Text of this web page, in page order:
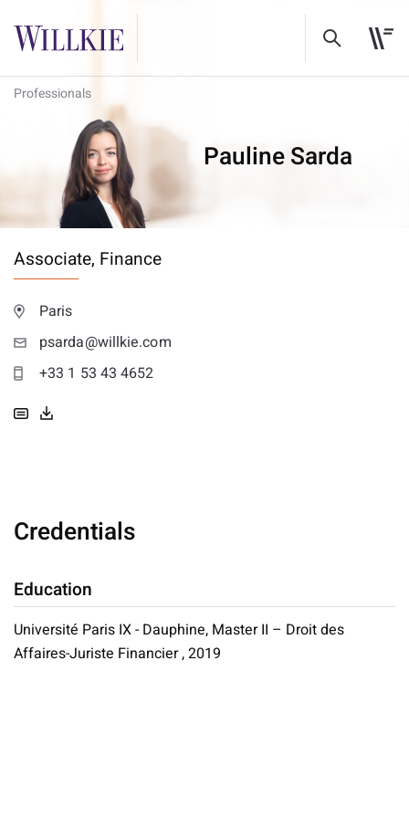
Professionals
Pauline Sarda
Associate, Finance
Paris
psarda@willkie.com
+33 1 53 43 4652
Credentials
Education
Université Paris IX - Dauphine, Master II – Droit des
Affaires-Juriste Financier , 2019